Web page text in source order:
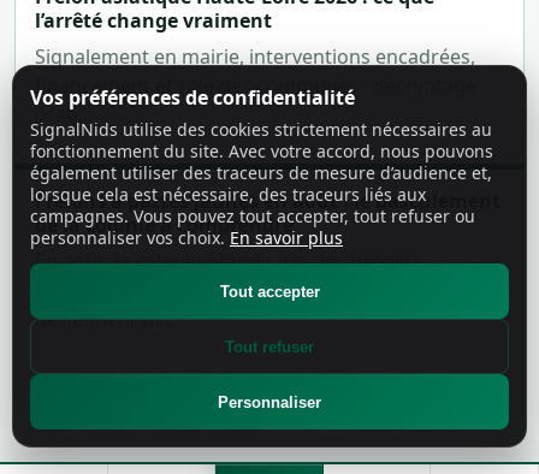
l’arrêté change vraiment
Signalement en mairie, interventions encadrées,
financement et rôle des communes : décryptage
prati…
Frelons à pattes jaunes en août : le basculement
de la colonie à comprendre
En août, la colonie grandit vite, les besoins
alimentaires augmentent et les passages
deviennent pl…
Vos préférences de confidentialité
SignalNids utilise des cookies strictement nécessaires au
fonctionnement du site. Avec votre accord, nous pouvons
également utiliser des traceurs de mesure d’audience et,
lorsque cela est nécessaire, des traceurs liés aux
campagnes. Vous pouvez tout accepter, tout refuser ou
personnaliser vos choix. En savoir plus
Tout accepter
Tout refuser
Personnaliser